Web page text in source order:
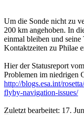
Um die Sonde nicht zu
200 km angehoben. In
einmal bleiben und seine
Kontaktzeiten zu Philae
Hier der Statusreport
Problemen im niedrigen
http://blogs.esa.int/
flyby-navigation-issues/
Zuletzt bearbeitet: 17.